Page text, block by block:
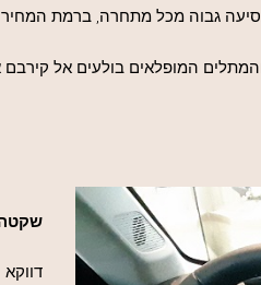
גבוה מכל מתחרה, ברמת
המופלאים בולעים אל
דווקא